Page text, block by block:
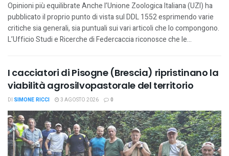
Opinioni più equilibrate Anche l’Unione Zoologica Italiana (UZI) ha
pubblicato il proprio punto di vista sul DDL 1552 esprimendo varie
critiche sia generali, sia puntuali sui vari articoli che lo compongono.
L’Ufficio Studi e Ricerche di Federcaccia riconosce che le...
I cacciatori di Pisogne (Brescia) ripristinano la
viabilità agrosilvopastorale del territorio
DI SIMONE RICCI 3 AGOSTO 2026 0